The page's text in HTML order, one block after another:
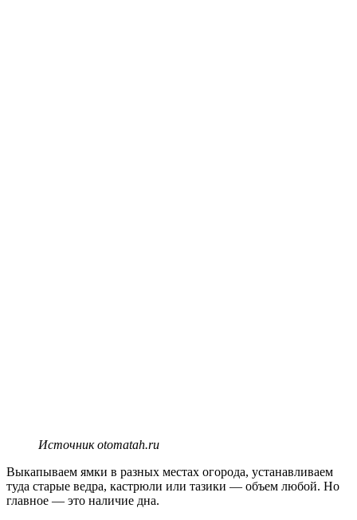
Источник otomatah.ru
Выкапываем ямки в разных местах огорода, устанавливаем
туда старые ведра, кастрюли или тазики — объем любой. Но
главное — это наличие дна.